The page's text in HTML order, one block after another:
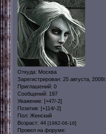
Откуда: Москва
Зарегистрирован: 25 августа, 2008г.
Приглашений: 0
Сообщений: 197
Уважение: [+47/-2]
Позитив: [+114/-2]
Пол: Женский
Возраст: 44 [1982-06-16]
Провел на форуме: